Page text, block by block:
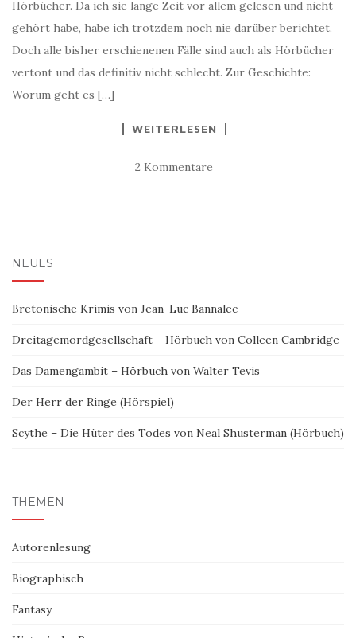
Hörbücher. Da ich sie lange Zeit vor allem gelesen und nicht
gehört habe, habe ich trotzdem noch nie darüber berichtet.
Doch alle bisher erschienenen Fälle sind auch als Hörbücher
vertont und das definitiv nicht schlecht. Zur Geschichte:
Worum geht es […]
WEITERLESEN
2 Kommentare
NEUES
Bretonische Krimis von Jean-Luc Bannalec
Dreitagemordgesellschaft – Hörbuch von Colleen Cambridge
Das Damengambit – Hörbuch von Walter Tevis
Der Herr der Ringe (Hörspiel)
Scythe – Die Hüter des Todes von Neal Shusterman (Hörbuch)
THEMEN
Autorenlesung
Biographisch
Fantasy